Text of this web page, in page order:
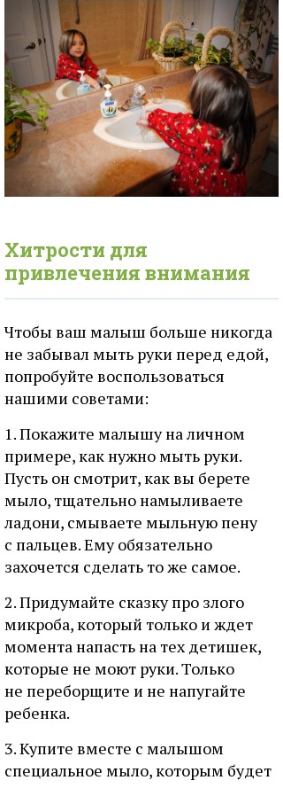
Хитрости для
привлечения внимания
Чтобы ваш малыш больше никогда
не забывал мыть руки перед едой,
попробуйте воспользоваться
нашими советами:
1. Покажите малышу на личном
примере, как нужно мыть руки.
Пусть он смотрит, как вы берете
мыло, тщательно намыливаете
ладони, смываете мыльную пену
с пальцев. Ему обязательно
захочется сделать то же самое.
2. Придумайте сказку про злого
микроба, который только и ждет
момента напасть на тех детишек,
которые не моют руки. Только
не переборщите и не напугайте
ребенка.
3. Купите вместе с малышом
специальное мыло, которым будет